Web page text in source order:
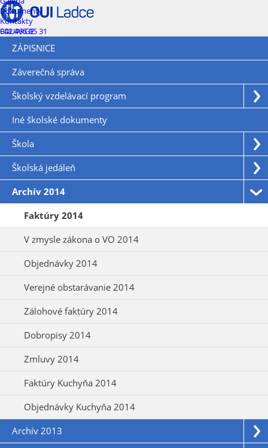
Dokumenty
Kontakty
EDUPAGE
042 465 05 31
ZÁPISNICE
Záverečná správa
Školský vzdelávací program
Iné školské dokumenty
Škola
Školská jedáleň
Archív 2014
Faktúry 2014
V zmysle zákona o VO 2014
Objednávky 2014
Verejné obstarávanie 2014
Zálohové faktúry 2014
Dobropisy 2014
Zmluvy 2014
Faktúry Kuchyňa 2014
Objednávky Kuchyňa 2014
Archív 2013